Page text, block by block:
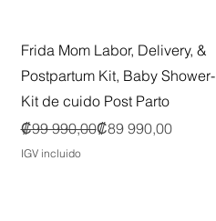
Vista rápida
Frida Mom Labor, Delivery, &
Postpartum Kit, Baby Shower-
Kit de cuido Post Parto
Precio
₡99 990,00
Precio de oferta₡89 990,00
IGV incluido